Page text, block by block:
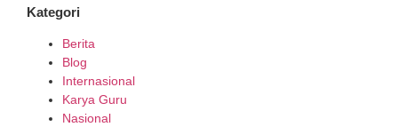
Kategori
Berita
Blog
Internasional
Karya Guru
Nasional